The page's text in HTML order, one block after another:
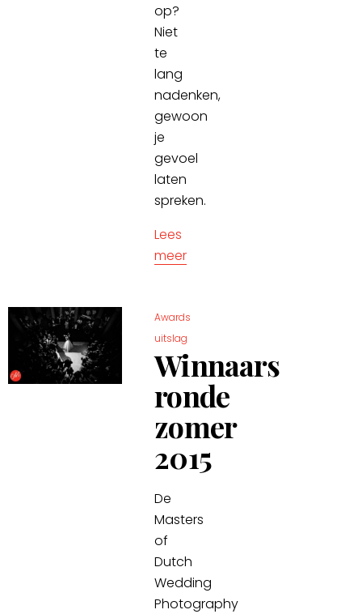
op?
Niet
te
lang
nadenken,
gewoon
je
gevoel
laten
spreken.
Lees
meer
Awards
uitslag
Winnaars
ronde
zomer
2015
De
Masters
of
Dutch
Wedding
Photography